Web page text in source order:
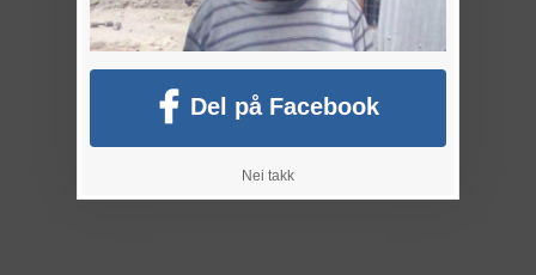
Del på Facebook
Nei takk